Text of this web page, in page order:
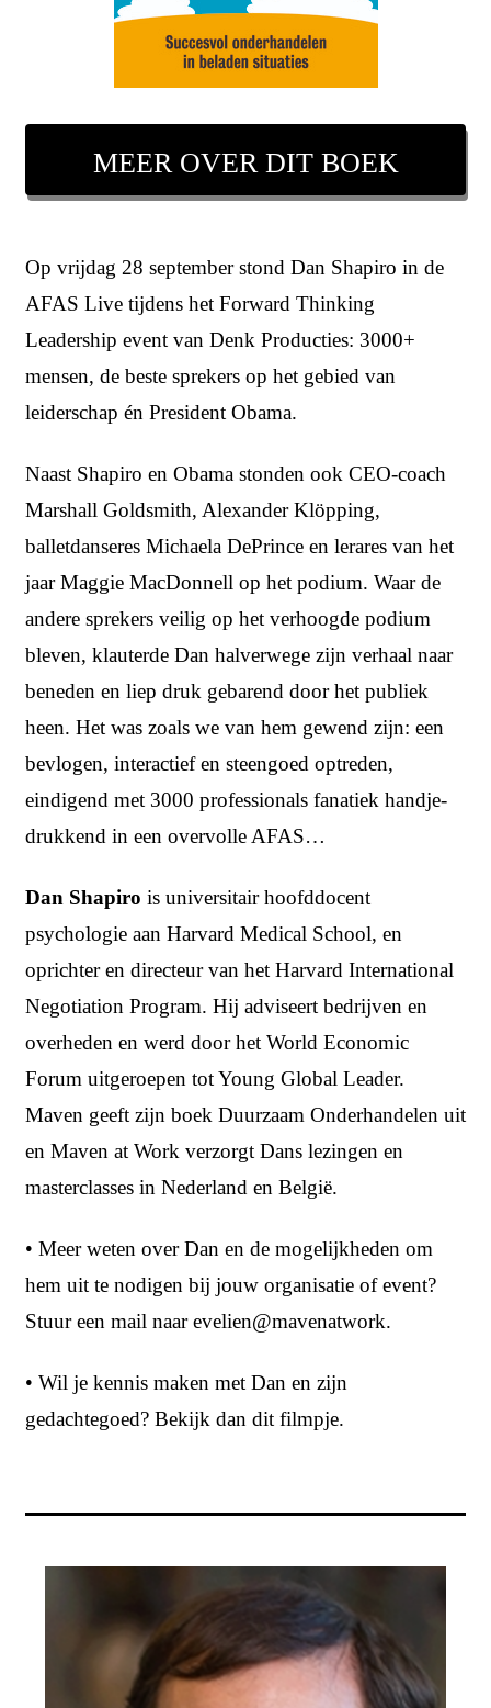
MEER OVER DIT BOEK
Op vrijdag 28 september stond Dan Shapiro in de
AFAS Live tijdens het Forward Thinking
Leadership event van Denk Producties: 3000+
mensen, de beste sprekers op het gebied van
leiderschap én President Obama.
Naast Shapiro en Obama stonden ook CEO-coach
Marshall Goldsmith, Alexander Klöpping,
balletdanseres Michaela DePrince en lerares van het
jaar Maggie MacDonnell op het podium. Waar de
andere sprekers veilig op het verhoogde podium
bleven, klauterde Dan halverwege zijn verhaal naar
beneden en liep druk gebarend door het publiek
heen. Het was zoals we van hem gewend zijn: een
bevlogen, interactief en steengoed optreden,
eindigend met 3000 professionals fanatiek handje-
drukkend in een overvolle AFAS…
Dan Shapiro is universitair hoofddocent
psychologie aan Harvard Medical School, en
oprichter en directeur van het Harvard International
Negotiation Program. Hij adviseert bedrijven en
overheden en werd door het World Economic
Forum uitgeroepen tot Young Global Leader.
Maven geeft zijn boek Duurzaam Onderhandelen uit
en Maven at Work verzorgt Dans lezingen en
masterclasses in Nederland en België.
• Meer weten over Dan en de mogelijkheden om
hem uit te nodigen bij jouw organisatie of event?
Stuur een mail naar evelien@mavenatwork.
• Wil je kennis maken met Dan en zijn
gedachtegoed? Bekijk dan dit filmpje.